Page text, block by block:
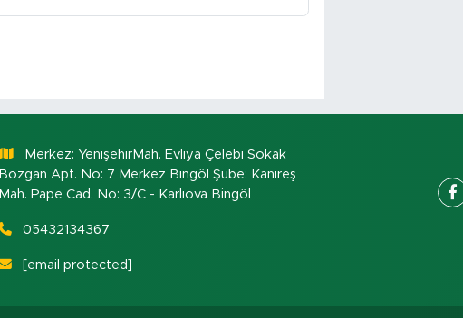
Merkez: YenişehirMah. Evliya Çelebi Sokak
Bozgan Apt. No: 7 Merkez Bingöl Şube: Kanireş
Mah. Pape Cad. No: 3/C - Karlıova Bingöl
05432134367
[email protected]